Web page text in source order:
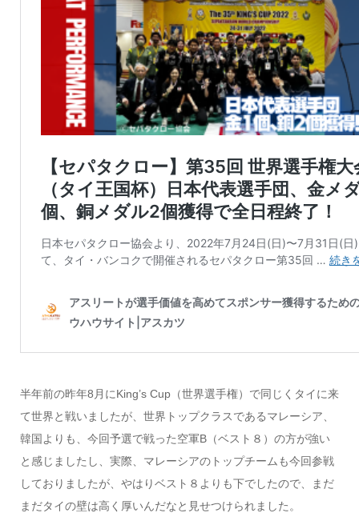
半年前の昨年8月にKing’s Cup（世界選手権）で同じくタイに来
て世界と戦いましたが、世界トップクラスであるマレーシア、
韓国よりも、今回予選で戦った空軍B（ベスト８）の方が強い
と感じましたし、実際、マレーシアのトップチームも今回参戦
しておりましたが、やはりベスト８よりも下でしたので、まだ
まだタイの壁は高く厚いんだなと見せつけられました。